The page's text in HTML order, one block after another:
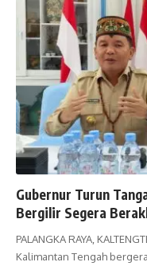
Gubernur Turun
Bergilir Segera
PALANGKA RAYA,
Kalimantan Tengah